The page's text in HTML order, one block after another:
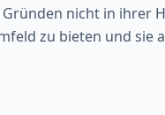
nicht in ihrer
zu bieten und sie